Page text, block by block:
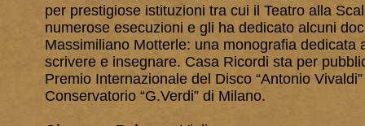
per prestigiose istituzioni tra cui il Teatro alla
numerose esecuzioni e gli ha dedicato alcuni
Massimiliano Motterle: una monografia dedicata
scrivere e insegnare. Casa Ricordi sta per
Premio Internazionale del Disco “Antonio
Conservatorio “G.Verdi” di Milano.